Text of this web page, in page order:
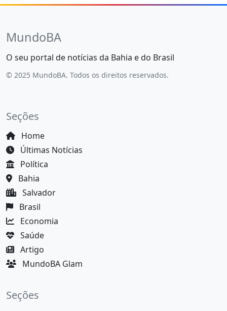
MundoBA
O seu portal de notícias da Bahia e do Brasil
© 2025 MundoBA. Todos os direitos reservados.
Seções
Home
Últimas Notícias
Política
Bahia
Salvador
Brasil
Economia
Saúde
Artigo
MundoBA Glam
Seções